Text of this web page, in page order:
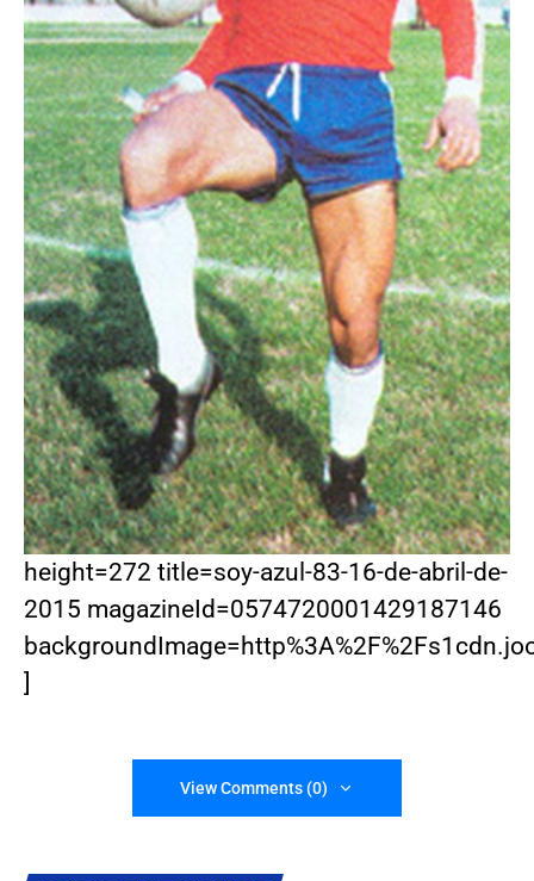
height=272 title=soy-azul-83-16-de-abril-de-
2015 magazineId=0574720001429187146
]
View Comments (0)